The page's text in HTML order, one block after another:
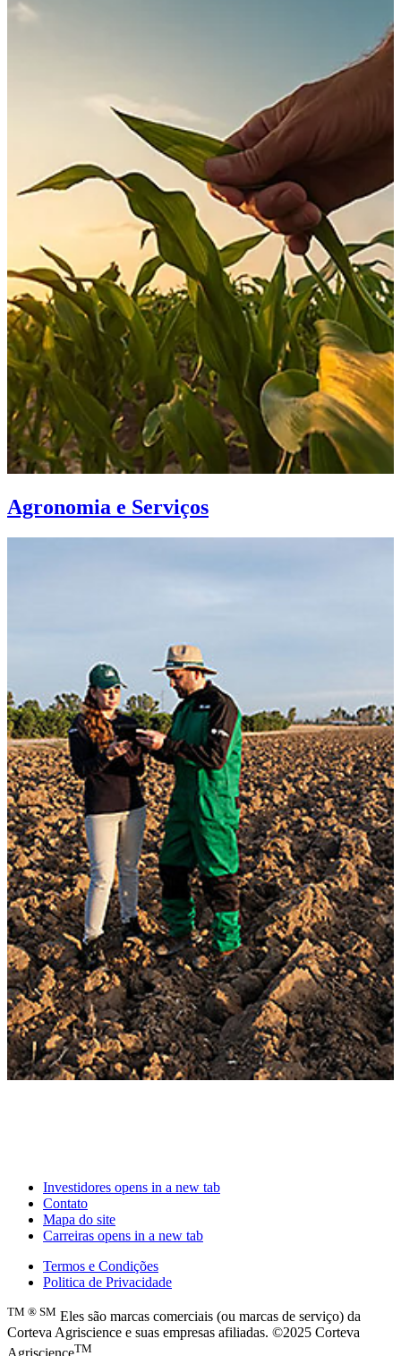
Agronomia e Serviços
Investidores opens in a new tab
Contato
Mapa do site
Carreiras opens in a new tab
Termos e Condições
Politica de Privacidade
TM ® SM Eles são marcas comerciais (ou marcas de serviço) da
Corteva Agriscience e suas empresas afiliadas. ©2025 Corteva
AgriscienceTM